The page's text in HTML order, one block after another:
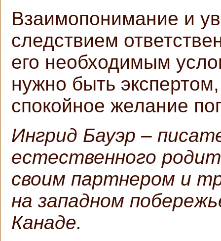
Взаимопонимание и
следствием
его необходимым
нужно быть
спокойное желание
Ингрид Бауэр –
естественного
своим партнером и
на западном
Канаде.